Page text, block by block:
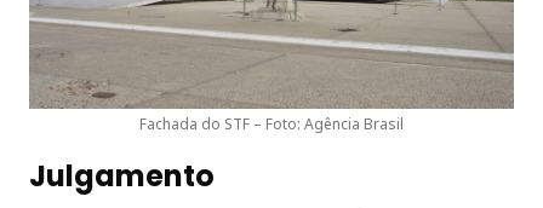
Fachada do STF – Foto: Agência Brasil
Julgamento